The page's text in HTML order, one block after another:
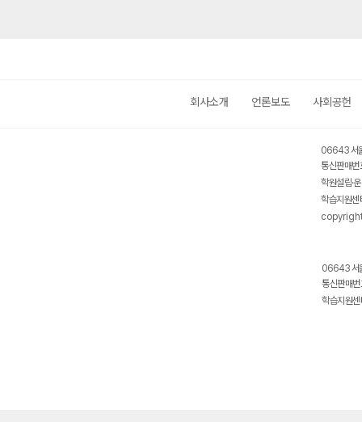
회사소개 언론보도 사회공헌
06643 서
통신판매
학원설립·
학습지원
06643 서
통신판매
학습지원